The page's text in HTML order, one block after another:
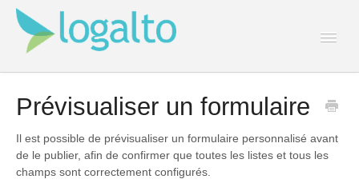
Prévisualiser un formulaire
Il est possible de prévisualiser un formulaire personnalisé avant
de le publier, afin de confirmer que toutes les listes et tous les
champs sont correctement configurés.